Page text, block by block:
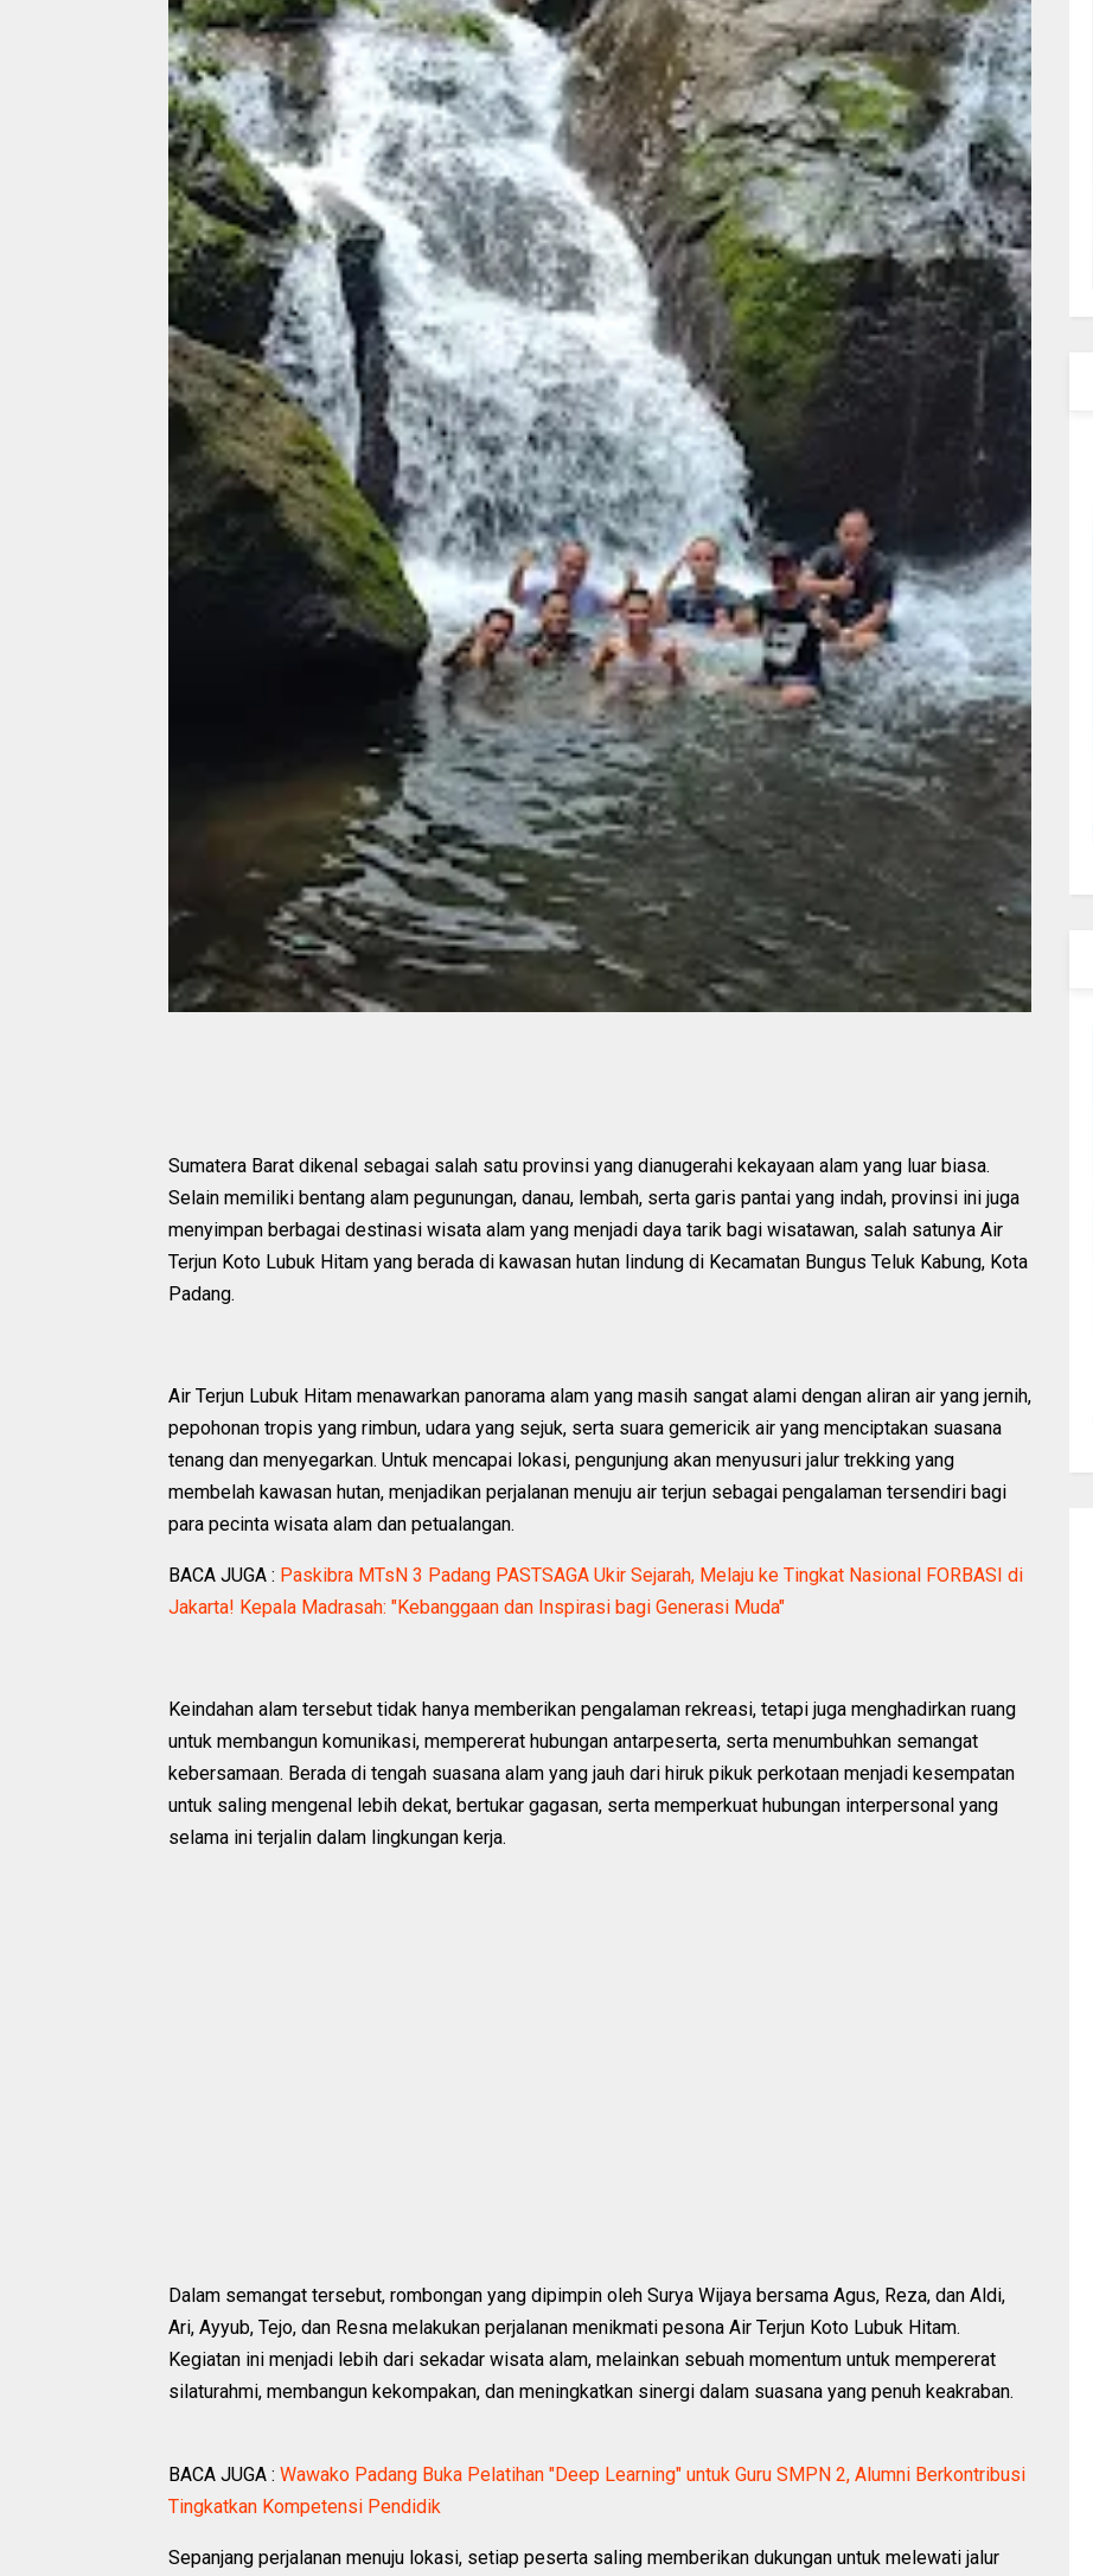
Sumatera Barat dikenal sebagai salah satu provinsi yang dianugerahi kekayaan alam yang luar biasa.
Selain memiliki bentang alam pegunungan, danau, lembah, serta garis pantai yang indah, provinsi ini juga
menyimpan berbagai destinasi wisata alam yang menjadi daya tarik bagi wisatawan, salah satunya Air
Terjun Koto Lubuk Hitam yang berada di kawasan hutan lindung di Kecamatan Bungus Teluk Kabung, Kota
Padang.
Air Terjun Lubuk Hitam menawarkan panorama alam yang masih sangat alami dengan aliran air yang jernih,
pepohonan tropis yang rimbun, udara yang sejuk, serta suara gemericik air yang menciptakan suasana
tenang dan menyegarkan. Untuk mencapai lokasi, pengunjung akan menyusuri jalur trekking yang
membelah kawasan hutan, menjadikan perjalanan menuju air terjun sebagai pengalaman tersendiri bagi
para pecinta wisata alam dan petualangan.
BACA JUGA : Paskibra MTsN 3 Padang PASTSAGA Ukir Sejarah, Melaju ke Tingkat Nasional FORBASI di
Jakarta! Kepala Madrasah: "Kebanggaan dan Inspirasi bagi Generasi Muda"
Keindahan alam tersebut tidak hanya memberikan pengalaman rekreasi, tetapi juga menghadirkan ruang
untuk membangun komunikasi, mempererat hubungan antarpeserta, serta menumbuhkan semangat
kebersamaan. Berada di tengah suasana alam yang jauh dari hiruk pikuk perkotaan menjadi kesempatan
untuk saling mengenal lebih dekat, bertukar gagasan, serta memperkuat hubungan interpersonal yang
selama ini terjalin dalam lingkungan kerja.
Dalam semangat tersebut, rombongan yang dipimpin oleh Surya Wijaya bersama Agus, Reza, dan Aldi,
Ari, Ayyub, Tejo, dan Resna melakukan perjalanan menikmati pesona Air Terjun Koto Lubuk Hitam.
Kegiatan ini menjadi lebih dari sekadar wisata alam, melainkan sebuah momentum untuk mempererat
silaturahmi, membangun kekompakan, dan meningkatkan sinergi dalam suasana yang penuh keakraban.
BACA JUGA : Wawako Padang Buka Pelatihan "Deep Learning" untuk Guru SMPN 2, Alumni Berkontribusi
Tingkatkan Kompetensi Pendidik
Sepanjang perjalanan menuju lokasi, setiap peserta saling memberikan dukungan untuk melewati jalur